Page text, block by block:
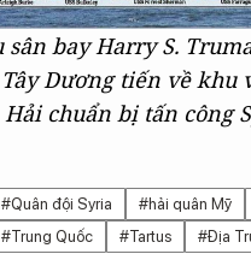
sân bay Harry S.
Dương tiến về khu
Hải chuẩn bị tấn công
#Quân đội Syria #hải quân Mỹ
#Trung Quốc
#Tartus #Địa